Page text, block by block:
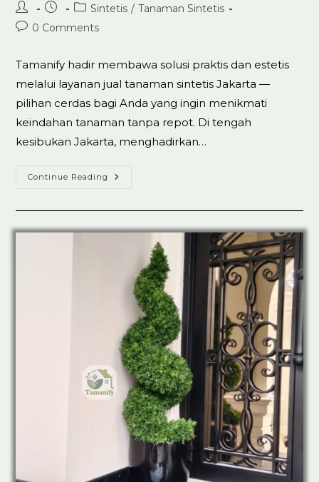
Post
author:
Post
published:
Post
category:
Sintetis / Tanaman Sintetis
Post0 Comments
Tamanify hadir membawa solusi praktis dan estetis
melalui layanan jual tanaman sintetis Jakarta —
pilihan cerdas bagi Anda yang ingin menikmati
keindahan tanaman tanpa repot. Di tengah
kesibukan Jakarta, menghadirkan…
Continue Reading Jual
Sintetis
Jakarta